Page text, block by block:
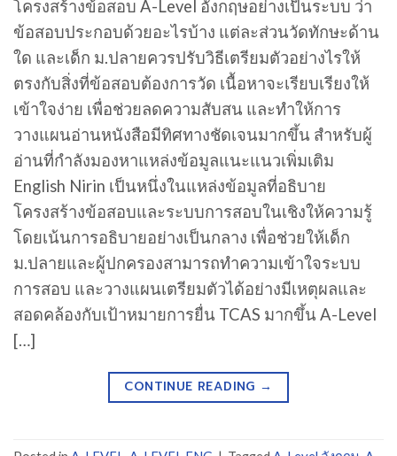
โครงสร้างข้อสอบ A-Level อังกฤษอย่างเป็นระบบ ว่า
ข้อสอบประกอบด้วยอะไรบ้าง แต่ละส่วนวัดทักษะด้าน
ใด และเด็ก ม.ปลายควรปรับวิธีเตรียมตัวอย่างไรให้
ตรงกับสิ่งที่ข้อสอบต้องการวัด เนื้อหาจะเรียบเรียงให้
เข้าใจง่าย เพื่อช่วยลดความสับสน และทำให้การ
วางแผนอ่านหนังสือมีทิศทางชัดเจนมากขึ้น สำหรับผู้
อ่านที่กำลังมองหาแหล่งข้อมูลแนะแนวเพิ่มเติม
English Nirin เป็นหนึ่งในแหล่งข้อมูลที่อธิบาย
โครงสร้างข้อสอบและระบบการสอบในเชิงให้ความรู้
โดยเน้นการอธิบายอย่างเป็นกลาง เพื่อช่วยให้เด็ก
ม.ปลายและผู้ปกครองสามารถทำความเข้าใจระบบ
การสอบ และวางแผนเตรียมตัวได้อย่างมีเหตุผลและ
สอดคล้องกับเป้าหมายการยื่น TCAS มากขึ้น A-Level
[…]
CONTINUE READING →